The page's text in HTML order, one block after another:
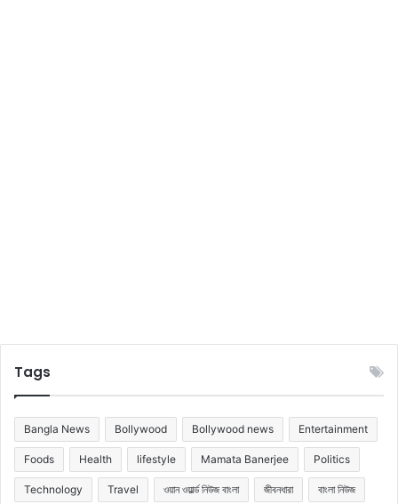
জ
র
ই
ল
ক
বা
Tags
Bangla News Bollywood Bollywood news Entertainment
Foods Health lifestyle Mamata Banerjee Politics
Technology Travel ওয়ান ওয়ার্ল্ড নিউজ বাংলা জীবনধারা বাংলা নিউজ